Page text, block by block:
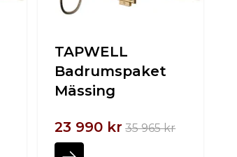
TAPWELL
Badrumspaket
Mässing
23 990 kr 35 965 kr